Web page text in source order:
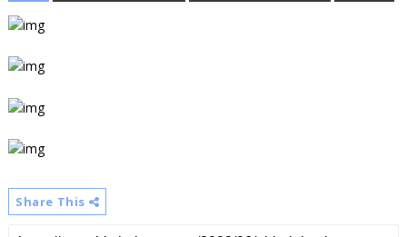
Share This